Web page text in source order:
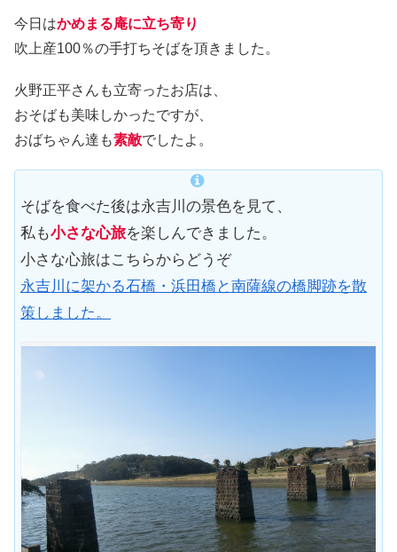
今日はかめまる庵に立ち寄り
吹上産100％の手打ちそばを頂きました。
火野正平さんも立寄ったお店は、
おそばも美味しかったですが、
おばちゃん達も素敵でしたよ。
そばを食べた後は永吉川の景色を見て、
私も小さな心旅を楽しんできました。
小さな心旅はこちらからどうぞ
永吉川に架かる石橋・浜田橋と南薩線の橋脚跡を散
策しました。